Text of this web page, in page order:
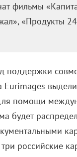
фильмы
«Продукты
поддержки
Eurimages
помощи
будет
российские